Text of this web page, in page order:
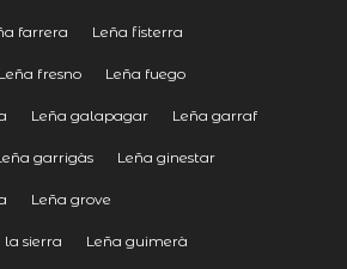
farrera Leña fisterra
Leña fresno Leña fuego
Leña galapagar Leña garraf
garrigàs Leña ginestar
Leña grove
la sierra Leña guimerà